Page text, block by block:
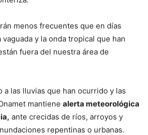
menos frecuentes que en días
y la onda tropical que han
fuera del nuestra área de
a las lluvias que han ocurrido y las
mantiene alerta meteorológica
ante crecidas de ríos, arroyos y
repentinas o urbanas.